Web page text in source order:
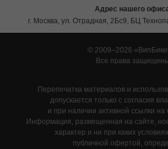
Адрес нашего
г. Москва, ул. Отрадная, 2Бс9, БЦ
© 2009–2026
Все права
Перепечатка материалов и
допускается только с согласия
и при наличии активной ссылки на
Информация, размещенная на сайте,
характер и ни при каких
публичной офертой,